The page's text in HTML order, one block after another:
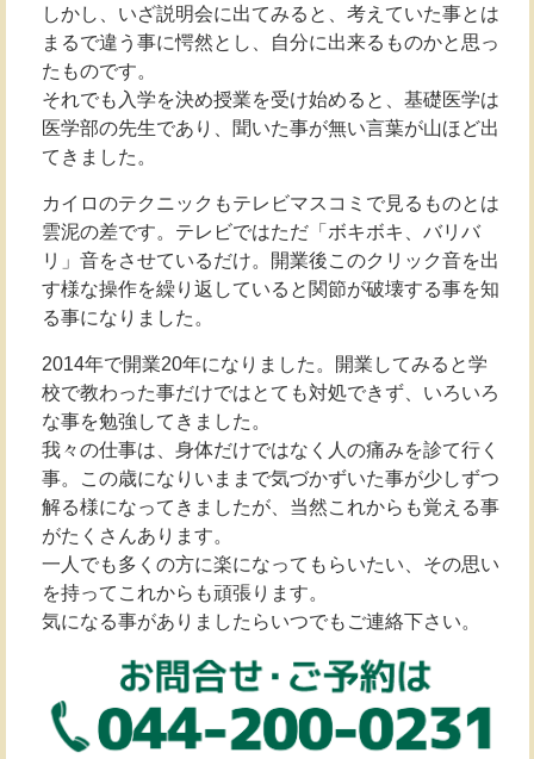
しかし、いざ説明会に出てみると、考えていた事とは
まるで違う事に愕然とし、自分に出来るものかと思っ
たものです。
それでも入学を決め授業を受け始めると、基礎医学は
医学部の先生であり、聞いた事が無い言葉が山ほど出
てきました。
カイロのテクニックもテレビマスコミで見るものとは
雲泥の差です。テレビではただ「ボキボキ、バリバ
リ」音をさせているだけ。開業後このクリック音を出
す様な操作を繰り返していると関節が破壊する事を知
る事になりました。
2014年で開業20年になりました。開業してみると学
校で教わった事だけではとても対処できず、いろいろ
な事を勉強してきました。
我々の仕事は、身体だけではなく人の痛みを診て行く
事。この歳になりいままで気づかずいた事が少しずつ
解る様になってきましたが、当然これからも覚える事
がたくさんあります。
一人でも多くの方に楽になってもらいたい、その思い
を持ってこれからも頑張ります。
気になる事がありましたらいつでもご連絡下さい。